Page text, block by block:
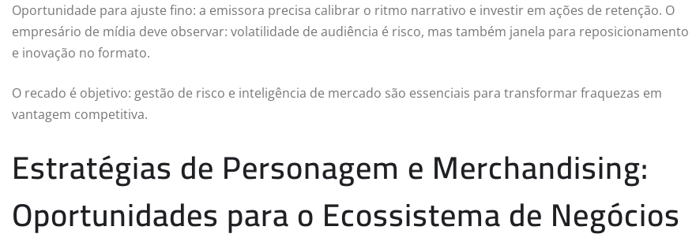
Oportunidade para ajuste fino: a emissora precisa calibrar o ritmo narrativo e investir em ações de retenção. O
empresário de mídia deve observar: volatilidade de audiência é risco, mas também janela para reposicionamento
e inovação no formato.
O recado é objetivo: gestão de risco e inteligência de mercado são essenciais para transformar fraquezas em
vantagem competitiva.
Estratégias de Personagem e Merchandising:
Oportunidades para o Ecossistema de Negócios